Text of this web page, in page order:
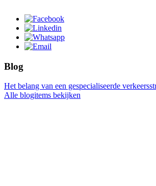
Blog
Het belang van een gespecialiseerde
Alle blogitems bekijken